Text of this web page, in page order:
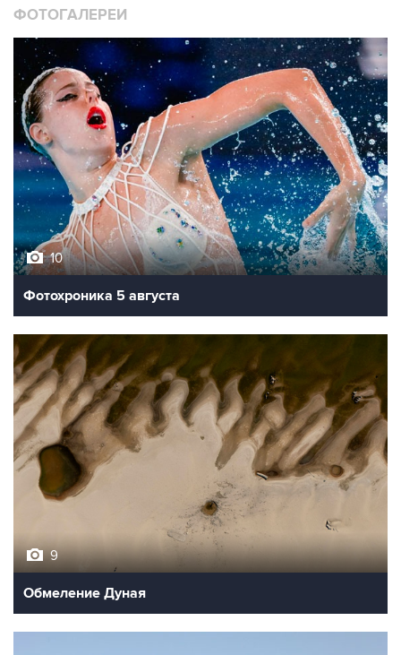
ФОТОГАЛЕРЕИ
10
Фотохроника 5 августа
9
Обмеление Дуная